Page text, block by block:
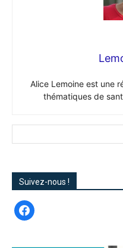
Alice Lemoine est une
thématiques de
Suivez-nous !
facebook